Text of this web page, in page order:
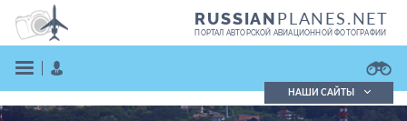
RUSSIANPLANES.NET
ПОРТАЛ АВТОРСКОЙ АВИАЦИОННОЙ ФОТОГРАФИИ
НАШИ САЙТЫ